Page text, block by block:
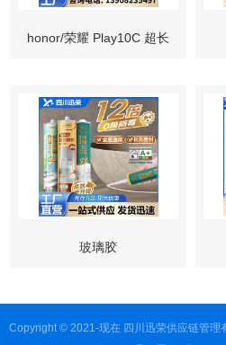
honor/荣耀 Play10C 超长
防水
玻璃胶
Copyright © 2021-现在 四川迅荣供应链管